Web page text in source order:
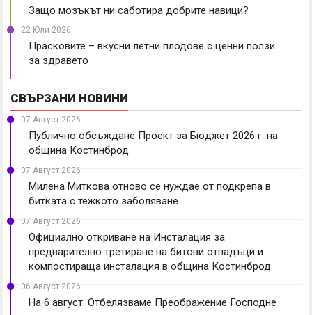
Защо мозъкът ни саботира добрите навици?
22 Юли 2026
Прасковите – вкусни летни плодове с ценни ползи
за здравето
СВЪРЗАНИ НОВИНИ
07 Август 2026
Публично обсъждане Проект за Бюджет 2026 г. на
община Костинброд
07 Август 2026
Милена Миткова отново се нуждае от подкрепа в
битката с тежкото заболяване
07 Август 2026
Официално откриване на Инсталация за
предварително третиране на битови отпадъци и
компостираща инсталация в община Костинброд
06 Август 2026
На 6 август: Отбелязваме Преображение Господне